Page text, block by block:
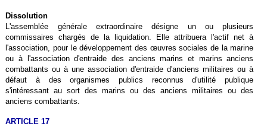
Dissolution
L'assemblée générale extraordinaire désigne un ou plusieurs
commissaires chargés de la liquidation. Elle attribuera l'actif net à
l'association, pour le développement des œuvres sociales de la marine
ou à l'association d'entraide des anciens marins et marins anciens
combattants ou à une association d'entraide d'anciens militaires ou à
défaut à des organismes publics reconnus d'utilité publique
s'intéressant au sort des marins ou des anciens militaires ou des
anciens combattants.
ARTICLE 17